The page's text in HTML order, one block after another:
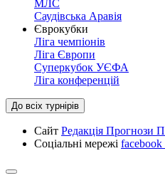
МЛС
Саудівська Аравія
Єврокубки
Ліга чемпіонів
Ліга Європи
Суперкубок УЄФА
Ліга конференцій
До всіх турнірів
Сайт Редакція Прогнози
Соціальні мережі facebook